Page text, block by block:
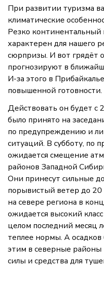
При развитии туризма
климатические
Резко континентальный
характерен для нашего
сюрпризы. И вот грядёт
прогнозируют в
И-за этого в
повышенной готовности.
Действовать он будет с
было принято на
по предупреждению и
ситуаций. В субботу, по
ожидается смещение
районов Западной
Они принесут сильные
порывистый ветер до
на севере региона в
ожидается высокий
целом последний месяц
теплее нормы. А
этим в северные районы
силы и средства для